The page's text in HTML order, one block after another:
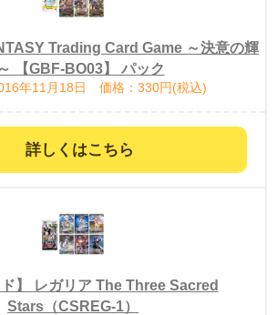
Trading Card Game ～決意の輝
【GBF-BO03】 パック
年11月18日 価格：330円(税込)
詳しくはこちら
ド】 レガリア The Three Sacred
Stars（CSREG-1）